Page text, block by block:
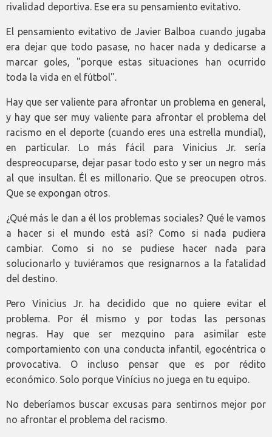
rivalidad deportiva. Ese era su pensamiento evitativo.
El pensamiento evitativo de Javier Balboa cuando jugaba
era dejar que todo pasase, no hacer nada y dedicarse a
marcar goles, "porque estas situaciones han ocurrido
toda la vida en el fútbol".
Hay que ser valiente para afrontar un problema en general,
y hay que ser muy valiente para afrontar el problema del
racismo en el deporte (cuando eres una estrella mundial),
en particular. Lo más fácil para Vinicius Jr. sería
despreocuparse, dejar pasar todo esto y ser un negro más
al que insultan. Él es millonario. Que se preocupen otros.
Que se expongan otros.
¿Qué más le dan a él los problemas sociales? Qué le vamos
a hacer si el mundo está así? Como si nada pudiera
cambiar. Como si no se pudiese hacer nada para
solucionarlo y tuviéramos que resignarnos a la fatalidad
del destino.
Pero Vinicius Jr. ha decidido que no quiere evitar el
problema. Por él mismo y por todas las personas
negras. Hay que ser mezquino para asimilar este
comportamiento con una conducta infantil, egocéntrica o
provocativa. O incluso pensar que es por rédito
económico. Solo porque Vinícius no juega en tu equipo.
No deberíamos buscar excusas para sentirnos mejor por
no afrontar el problema del racismo.